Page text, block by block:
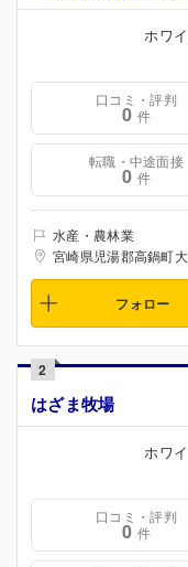
ホワ
口コミ・評判
0 件
転職・中途面接
0 件
水産・農林業
宮崎県児湯郡高鍋町
フォロー
2
はざま牧場
ホワ
口コミ・評判
0 件